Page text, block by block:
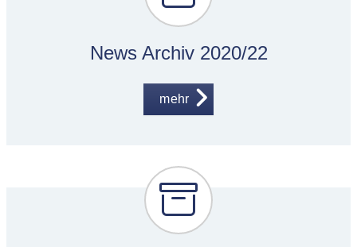
News Archiv 2020/22
mehr